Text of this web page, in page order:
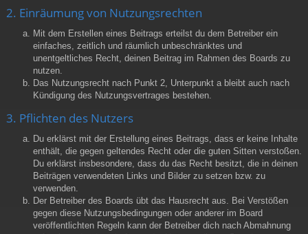
2. Einräumung von Nutzungsrechten
Mit dem Erstellen eines Beitrags erteilst du dem Betreiber ein
einfaches, zeitlich und räumlich unbeschränktes und
unentgeltliches Recht, deinen Beitrag im Rahmen des Boards zu
nutzen.
Das Nutzungsrecht nach Punkt 2, Unterpunkt a bleibt auch nach
Kündigung des Nutzungsvertrages bestehen.
3. Pflichten des Nutzers
Du erklärst mit der Erstellung eines Beitrags, dass er keine Inhalte
enthält, die gegen geltendes Recht oder die guten Sitten verstoßen.
Du erklärst insbesondere, dass du das Recht besitzt, die in deinen
Beiträgen verwendeten Links und Bilder zu setzen bzw. zu
verwenden.
Der Betreiber des Boards übt das Hausrecht aus. Bei Verstößen
gegen diese Nutzungsbedingungen oder anderer im Board
veröffentlichten Regeln kann der Betreiber dich nach Abmahnung